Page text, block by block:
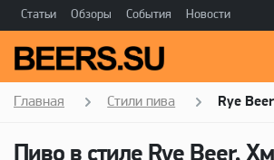
Статьи Обзоры События Новости
Главная Стили пива Rye Beer